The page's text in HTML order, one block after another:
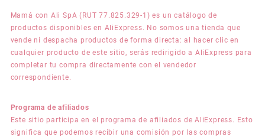
Mamá con Ali SpA (RUT 77.825.329-1) es un catálogo de
productos disponibles en AliExpress. No somos una tienda que
vende ni despacha productos de forma directa: al hacer clic en
cualquier producto de este sitio, serás redirigido a AliExpress para
completar tu compra directamente con el vendedor
correspondiente.
Programa de afiliados
Este sitio participa en el programa de afiliados de AliExpress. Esto
significa que podemos recibir una comisión por las compras